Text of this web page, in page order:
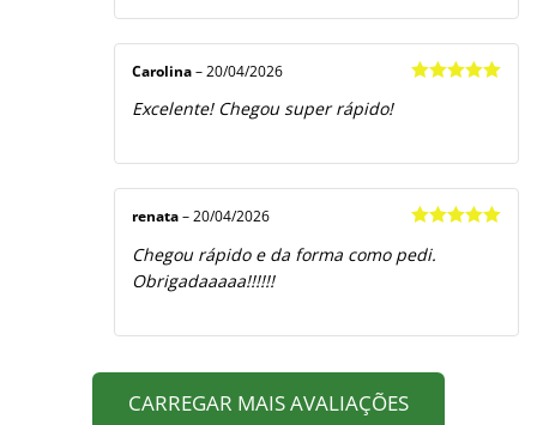
Carolina – 20/04/2026
Excelente! Chegou super rápido!
de 5
renata – 20/04/2026
Chegou rápido e da forma como pedi.
Obrigadaaaaa!!!!!!
CARREGAR MAIS AVALIAÇÕES